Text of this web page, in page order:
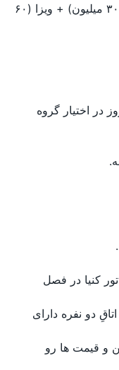
۱۳۹۹ دلار + پرواز (در حال حاضر حدود ۳۰ میلیون) + ویزا (۶۰
لندکروز در اختیار گروه
کنیا در فصل
دو نفره دارای
و قیمت ها رو